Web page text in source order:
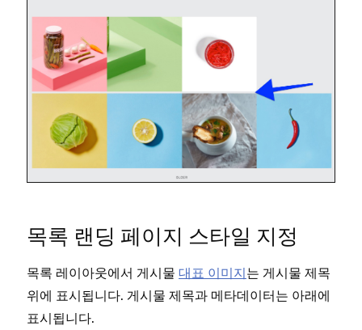
목록 랜딩 페이지 스타일 지정
목록 레이아웃에서 게시물 대표 이미지는 게시물 제목
위에 표시됩니다. 게시물 제목과 메타데이터는 아래에
표시됩니다.